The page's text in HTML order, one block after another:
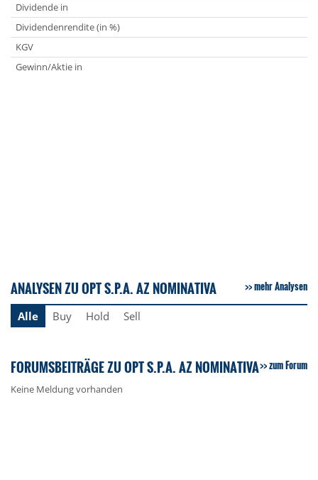
Dividende in
Dividendenrendite (in %)
KGV
Gewinn/Aktie in
ANALYSEN ZU OPT S.P.A. AZ NOMINATIVA mehr Analysen
Alle Buy Hold Sell
FORUMSBEITRÄGE ZU OPT S.P.A. AZ NOMINATIVA zum Forum
Keine Meldung vorhanden